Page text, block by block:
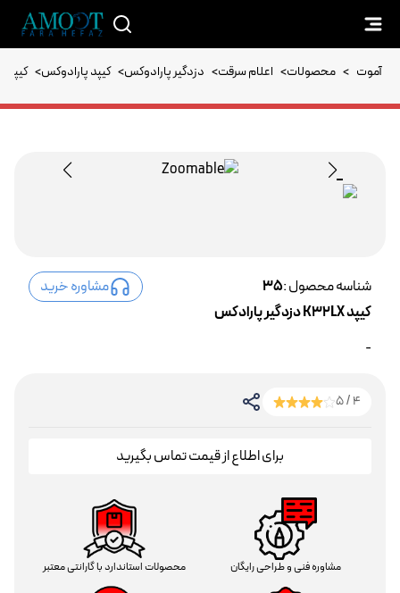
آموت > محصولات> اعلام سرقت> دزدگیر پارادوکس> کیپد پارادوکس> کیپد K32LX دزدگیر پارادکس
شناسه محصول :35
مشاوره خرید
کیپد K32LX دزدگیر پارادکس
-
4 / 5
برای اطلاع از قیمت تماس بگیرید
مشاوره فنی و طراحی رایگان محصولات استاندارد با گارانتی معتبر